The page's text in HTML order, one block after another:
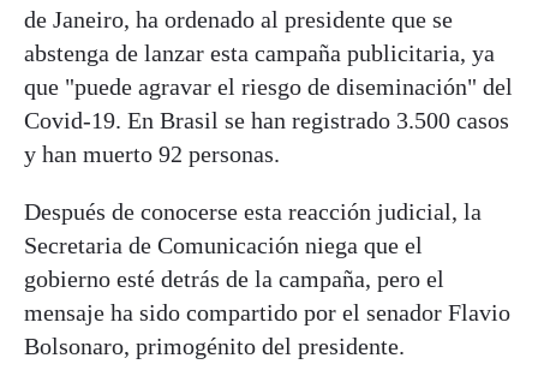
de Janeiro, ha ordenado al presidente que se
abstenga de lanzar esta campaña publicitaria, ya
que "puede agravar el riesgo de diseminación" del
Covid-19. En Brasil se han registrado 3.500 casos
y han muerto 92 personas.
Después de conocerse esta reacción judicial, la
Secretaria de Comunicación niega que el
gobierno esté detrás de la campaña, pero el
mensaje ha sido compartido por el senador Flavio
Bolsonaro, primogénito del presidente.